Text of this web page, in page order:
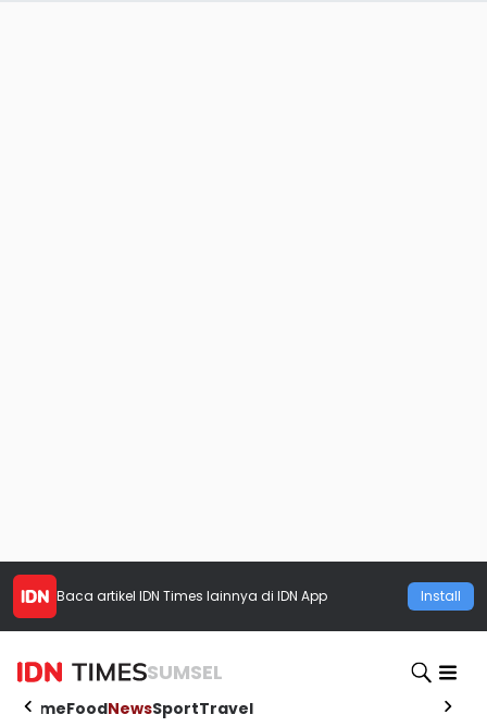
Baca artikel IDN Times lainnya di IDN App Install
SUMSEL
HomeFoodNewsSportTravel